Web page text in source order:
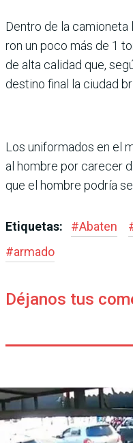
Dentro de la
ron un poco más de 1
de alta calidad que,
destino final la ciu­dad
Los uniformados en el
al hombre por care­cer
que el hombre podría
Etiquetas: #Abaten
#armado
Déjanos tus